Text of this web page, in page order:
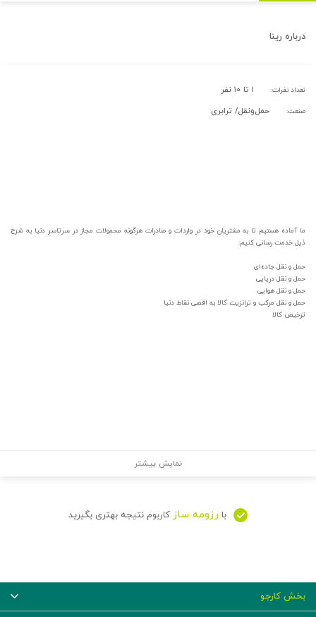
درباره رینا
تعداد نفرات: ۱ تا ۱۰ نفر
صنعت: حمل‌و‌نقل/ ترابری
ما آماده هستیم تا به مشتریان خود در واردات و صادرات هرگونه محمولات مجاز در سرتاسر دنیا به شرح
ذیل خدمت رسانی کنیم:
حمل و نقل جاده‌ای
حمل و نقل دریایی
حمل و نقل هوایی
حمل و نقل مرکب و ترانزیت کالا به اقصی نقاط دنیا
ترخیص کالا
نمایش بیشتر
با رزومه ساز کاربوم نتیجه بهتری بگیرید
بخش کارجو